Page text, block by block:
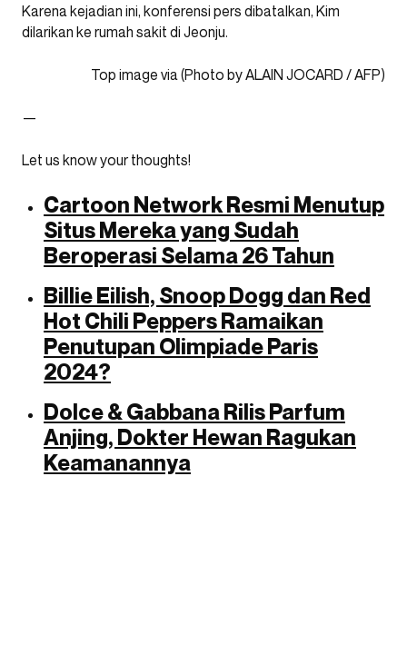
Karena kejadian ini, konferensi pers dibatalkan, Kim
dilarikan ke rumah sakit di Jeonju.
Top image via (Photo by ALAIN JOCARD / AFP)
—
Let us know your thoughts!
Cartoon Network Resmi Menutup
Situs Mereka yang Sudah
Beroperasi Selama 26 Tahun
Billie Eilish, Snoop Dogg dan Red
Hot Chili Peppers Ramaikan
Penutupan Olimpiade Paris
2024?
Dolce & Gabbana Rilis Parfum
Anjing, Dokter Hewan Ragukan
Keamanannya